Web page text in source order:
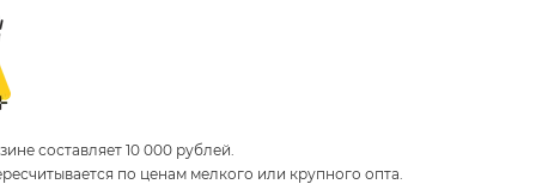
составляет 10 000 рублей.
по ценам мелкого или крупного опта.